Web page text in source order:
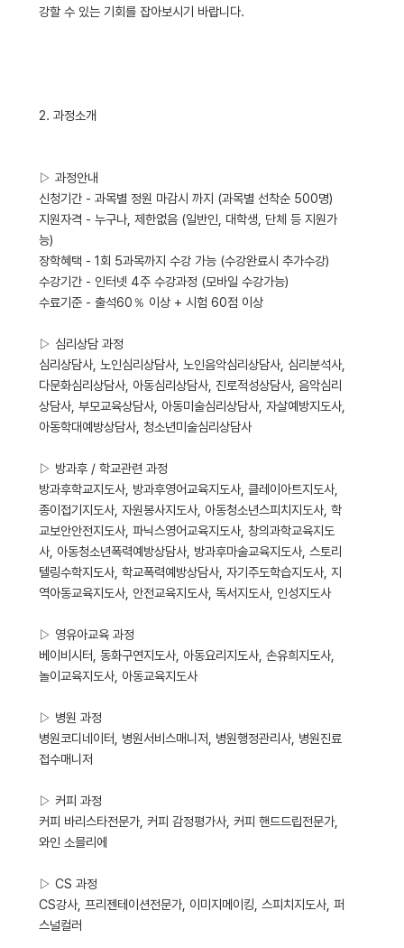
강할 수 있는 기회를 잡아보시기 바랍니다.
2. 과정소개
▷ 과정안내
신청기간 - 과목별 정원 마감시 까지 (과목별 선착순 500명)
지원자격 - 누구나, 제한없음 (일반인, 대학생, 단체 등 지원가
능)
장학혜택 - 1회 5과목까지 수강 가능 (수강완료시 추가수강)
수강기간 - 인터넷 4주 수강과정 (모바일 수강가능)
수료기준 - 출석60％ 이상 + 시험 60점 이상
▷ 심리상담 과정
심리상담사, 노인심리상담사, 노인음악심리상담사, 심리분석사,
다문화심리상담사, 아동심리상담사, 진로적성상담사, 음악심리
상담사, 부모교육상담사, 아동미술심리상담사, 자살예방지도사,
아동학대예방상담사, 청소년미술심리상담사
▷ 방과후 / 학교관련 과정
방과후학교지도사, 방과후영어교육지도사, 클레이아트지도사,
종이접기지도사, 자원봉사지도사, 아동청소년스피치지도사, 학
교보안안전지도사, 파닉스영어교육지도사, 창의과학교육지도
사, 아동청소년폭력예방상담사, 방과후마술교육지도사, 스토리
텔링수학지도사, 학교폭력예방상담사, 자기주도학습지도사, 지
역아동교육지도사, 안전교육지도사, 독서지도사, 인성지도사
▷ 영유아교육 과정
베이비시터, 동화구연지도사, 아동요리지도사, 손유희지도사,
놀이교육지도사, 아동교육지도사
▷ 병원 과정
병원코디네이터, 병원서비스매니저, 병원행정관리사, 병원진료
접수매니저
▷ 커피 과정
커피 바리스타전문가, 커피 감정평가사, 커피 핸드드립전문가,
와인 소믈리에
▷ CS 과정
CS강사, 프리젠테이션전문가, 이미지메이킹, 스피치지도사, 퍼
스널컬러